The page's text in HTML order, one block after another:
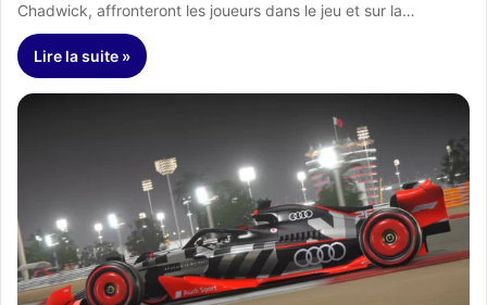
Chadwick, affronteront les joueurs dans le jeu et sur la…
Lire la suite »